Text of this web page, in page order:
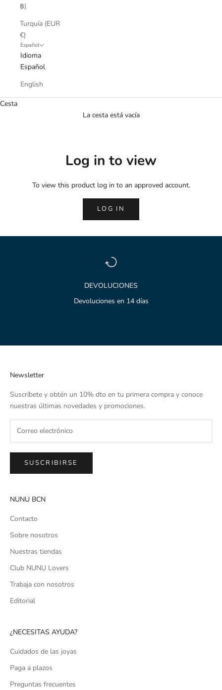
฿)
Turquía (EUR
€)
Español
Idioma
Español
English
Cesta
La cesta está vacía
Log in to view
To view this product log in to an approved account.
LOG IN
DEVOLUCIONES
Devoluciones en 14 días
Newsletter
Suscríbete y obtén un 10% dto en tu primera compra y conoce
nuestras últimas novedades y promociones.
SUSCRIBIRSE
NUNU BCN
Contacto
Sobre nosotros
Nuestras tiendas
Club NUNU Lovers
Trabaja con nosotros
Editorial
¿NECESITAS AYUDA?
Cuidados de las joyas
Paga a plazos
Preguntas frecuentes